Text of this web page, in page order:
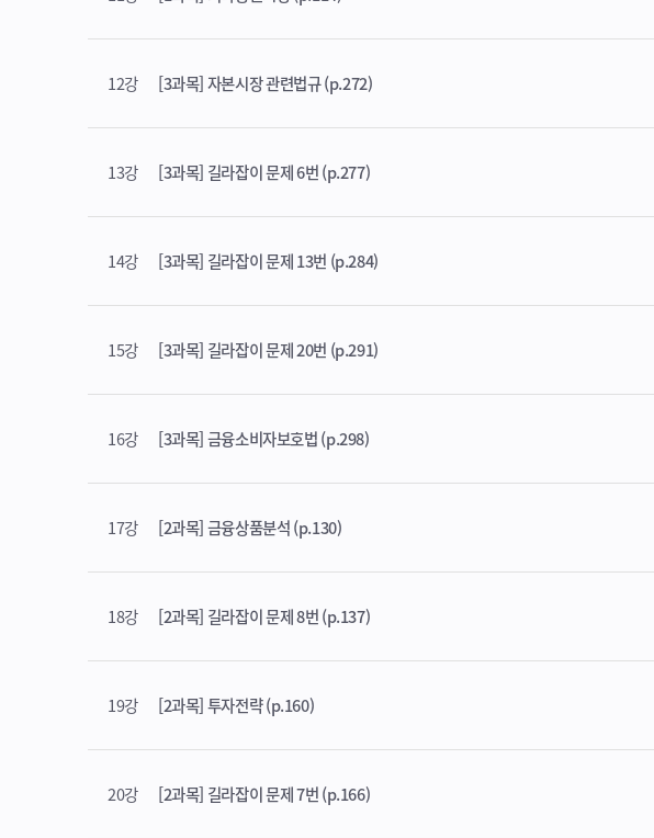
12강 [3과목] 자본시장 관련법규 (p.272)
13강 [3과목] 길라잡이 문제 6번 (p.277)
14강 [3과목] 길라잡이 문제 13번 (p.284)
15강 [3과목] 길라잡이 문제 20번 (p.291)
16강 [3과목] 금융소비자보호법 (p.298)
17강 [2과목] 금융상품분석 (p.130)
18강 [2과목] 길라잡이 문제 8번 (p.137)
19강 [2과목] 투자전략 (p.160)
20강 [2과목] 길라잡이 문제 7번 (p.166)